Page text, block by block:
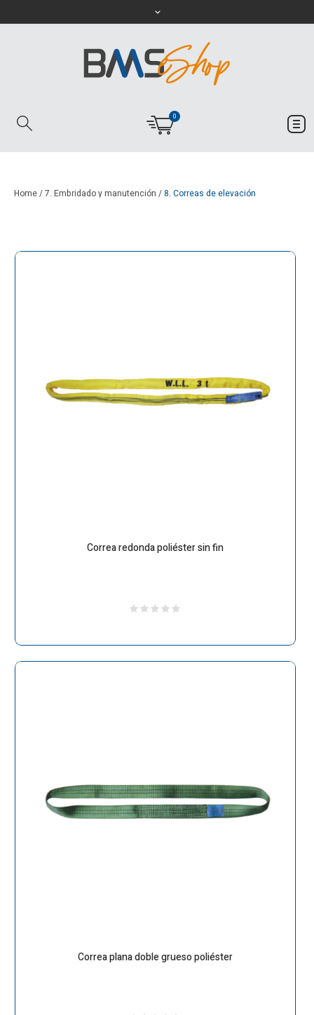
0
Home/7. Embridado y manutención /8. Correas de elevación
Correa redonda poliéster sin fin
Correa plana doble grueso poliéster